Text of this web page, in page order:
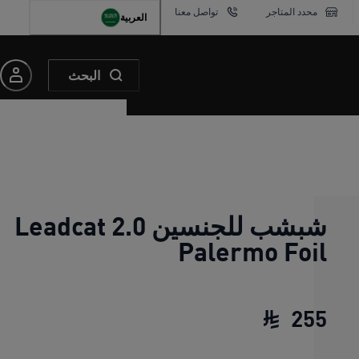
محدد المتاجر تواصل معنا العربية
البحث
شبشب للجنسين Leadcat 2.0
Palermo Foil
255